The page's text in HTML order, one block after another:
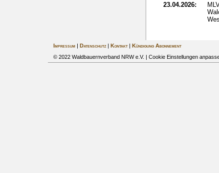
23.04.2026:
Impressum| Datenschutz| Kontakt|
Kündigung Abonnement
© 2022 Waldbauernverband NRW e.V. | Cookie Einstellungen